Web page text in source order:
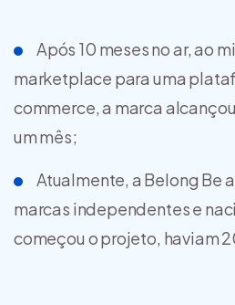
Após 10 meses no ar, ao
marketplace para uma
commerce, a marca
um mês;
Atualmente, a Belong Be
marcas independentes e
começou o projeto, haviam